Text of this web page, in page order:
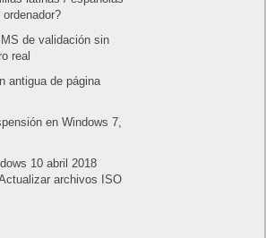
de validación sin
real
antigua de página
en Windows 7,
10 abril 2018
archivos ISO